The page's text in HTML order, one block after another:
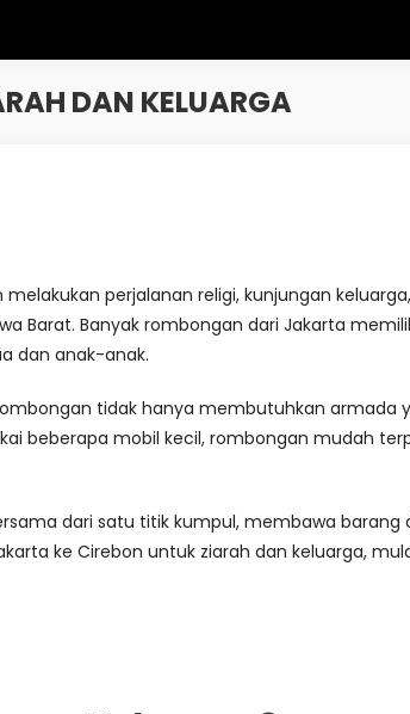
DAN KELUARGA
perjalanan religi, kunjungan
Barat. Banyak rombongan dari Jakarta
dan anak-anak.
tidak hanya membutuhkan armada
beberapa mobil kecil, rombongan mudah
dari satu titik kumpul, membawa barang
ke Cirebon untuk ziarah dan keluarga,